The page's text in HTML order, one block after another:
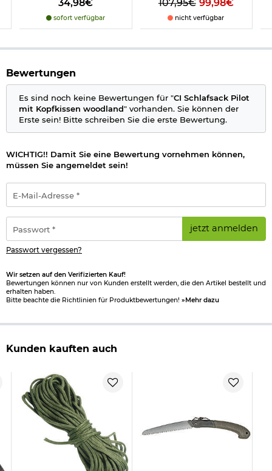
34,98€
sofort verfügbar
107,95€ 99,98€
nicht verfügbar
Bewertungen
Es sind noch keine Bewertungen für "CI Schlafsack Pilot
mit Kopfkissen woodland" vorhanden. Sie können der
Erste sein! Bitte schreiben Sie die erste Bewertung.
WICHTIG!! Damit Sie eine Bewertung vornehmen können,
müssen Sie angemeldet sein!
Mail-
Adresse
*
jetzt anmelden
Passwort vergessen?
Wir setzen auf den Verifizierten Kauf!
Bewertungen können nur von Kunden erstellt werden, die den Artikel bestellt und
erhalten haben.
Bitte beachte die Richtlinien für Produktbewertungen! »Mehr dazu
Kunden kauften auch